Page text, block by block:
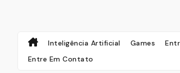
Inteligência Artificial Games
Entre Em Contato